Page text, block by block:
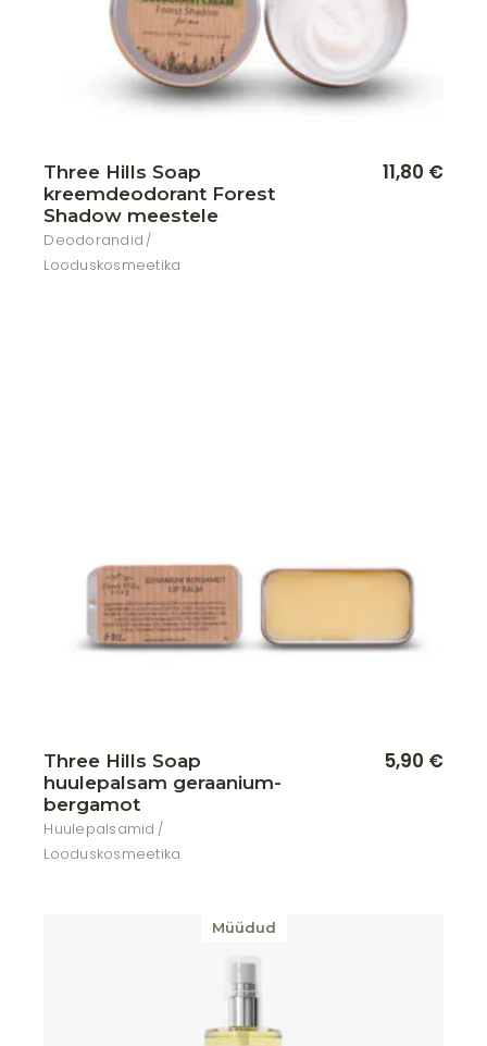
Three Hills Soap
kreemdeodorant Forest
Shadow meestele
Deodorandid
Looduskosmeetika
11,80 €
Three Hills Soap
huulepalsam geraanium-
bergamot
Huulepalsamid
Looduskosmeetika
5,90 €
Müüdud